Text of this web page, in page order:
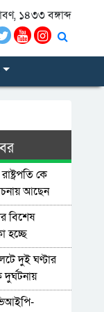
১৪৩৩ বঙ্গাব্দ
কে
আছেন
বিশেষ
হচ্ছে
দুই ঘণ্টার
১৫ জনের